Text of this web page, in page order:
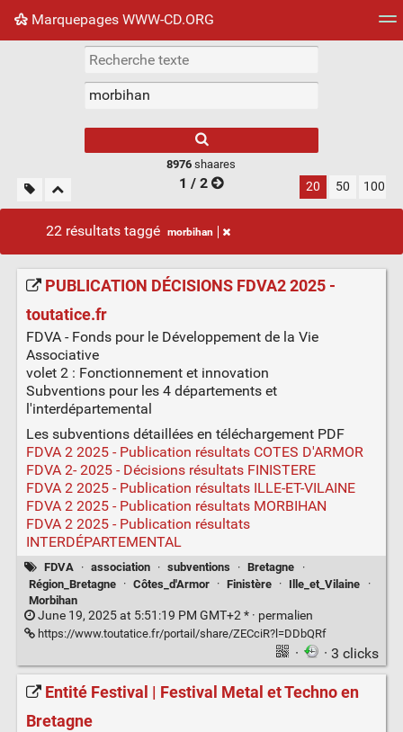
Marquepages WWW-CD.ORG
Nuage de tags Mur d'images
8976 shaares
1 / 2 20 50 100
22 résultats taggé morbihan
PUBLICATION DÉCISIONS FDVA2 2025 -
toutatice.fr
FDVA - Fonds pour le Développement de la Vie
Associative
volet 2 : Fonctionnement et innovation
Subventions pour les 4 départements et
l'interdépartemental
Les subventions détaillées en téléchargement PDF
FDVA 2 2025 - Publication résultats COTES D'ARMOR
FDVA 2- 2025 - Décisions résultats FINISTERE
FDVA 2 2025 - Publication résultats ILLE-ET-VILAINE
FDVA 2 2025 - Publication résultats MORBIHAN
FDVA 2 2025 - Publication résultats
INTERDÉPARTEMENTAL
FDVA · association · subventions · Bretagne
·
Région_Bretagne
· Côtes_d'Armor · Finistère · Ille_et_Vilaine
·
Morbihan
June 19, 2025 at 5:51:19 PM GMT+2 * · permalien
https://www.toutatice.fr/portail/share/ZECciR?l=DDbQRf
· · 3 clicks
Entité Festival | Festival Metal et Techno en
Bretagne